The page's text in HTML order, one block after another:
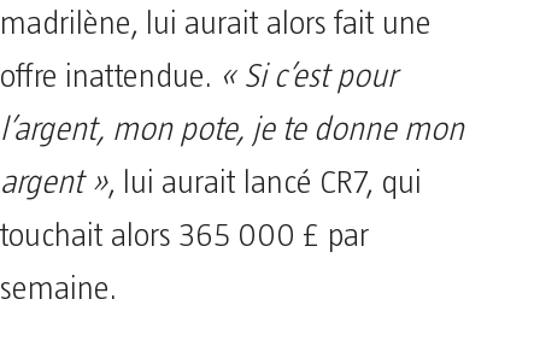
madrilène, lui aurait alors fait une
offre inattendue. « Si c’est pour
l’argent, mon pote, je te donne mon
argent », lui aurait lancé CR7, qui
touchait alors 365 000 £ par
semaine.